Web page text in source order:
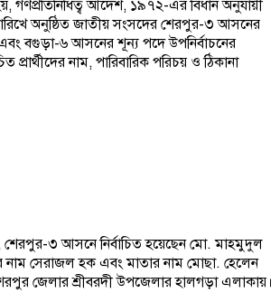
গণপ্রতিনিধিত্ব আদেশ, ১৯৭২-এর বিধান অনুযায়ী
অনুষ্ঠিত জাতীয় সংসদের শেরপুর-৩ আসনের
এবং বগুড়া-৬ আসনের শূন্য পদে উপনির্বাচনের
প্রার্থীদের নাম, পারিবারিক পরিচয় ও ঠিকানা
শেরপুর-৩ আসনে নির্বাচিত হয়েছেন মো. মাহমুদুল
সেরাজল হক এবং মাতার নাম মোছা. হেলেন
জেলার শ্রীবরদী উপজেলার হালগড়া এলাকায়।